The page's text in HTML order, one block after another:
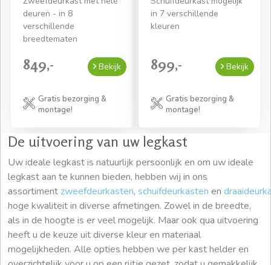
deuren - in 8
verschillende
breedtematen
849,- Bekijk
Gratis bezorging &
montage!
in 7 verschillende
kleuren
899,- Bekijk
Gratis bezorging &
montage!
De uitvoering van uw legkast
Uw ideale legkast is natuurlijk persoonlijk en om uw ideale
legkast aan te kunnen bieden, hebben wij in ons
assortiment zweefdeurkasten, schuifdeurkasten en
hoge kwaliteit in diverse afmetingen. Zowel in de breedte,
als in de hoogte is er veel mogelijk. Maar ook qua uitvoering
heeft u de keuze uit diverse kleur en materiaal
mogelijkheden. Alle opties hebben we per kast helder en